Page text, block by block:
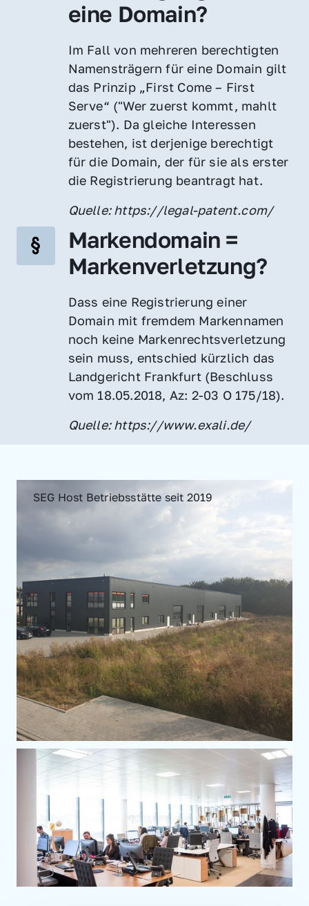
eine Domain?
Im Fall von mehreren berechtigten
Namensträgern für eine Domain gilt
das Prinzip „First Come – First
Serve“ ("Wer zuerst kommt, mahlt
zuerst"). Da gleiche Interessen
bestehen, ist derjenige berechtigt
für die Domain, der für sie als erster
die Registrierung beantragt hat.
Quelle: https://legal-patent.com/
Markendomain =
Markenverletzung?
Dass eine Registrierung einer
Domain mit fremdem Markennamen
noch keine Markenrechtsverletzung
sein muss, entschied kürzlich das
Landgericht Frankfurt (Beschluss
vom 18.05.2018, Az: 2-03 O 175/18).
Quelle: https://www.exali.de/
SEG Host Betriebsstätte seit 2019